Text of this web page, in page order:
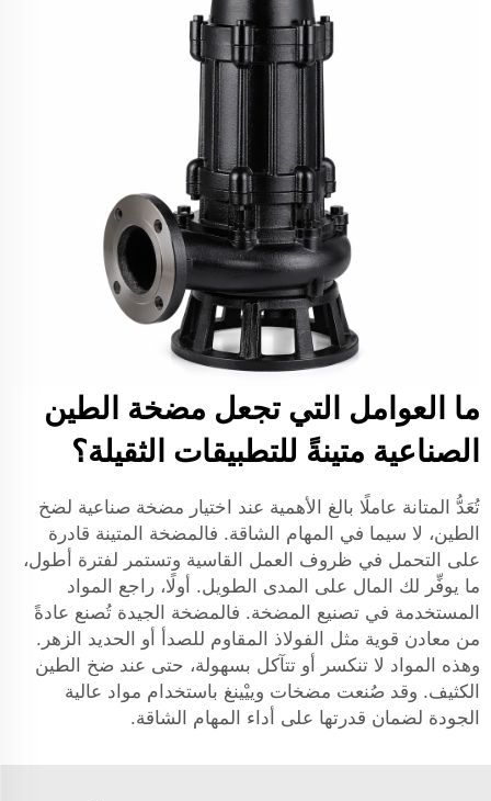
ما العوامل التي تجعل مضخة الطين
الصناعية متينةً للتطبيقات الثقيلة؟
تُعَدُّ المتانة عاملًا بالغ الأهمية عند اختيار مضخة صناعية لضخ
الطين، لا سيما في المهام الشاقة. فالمضخة المتينة قادرة
على التحمل في ظروف العمل القاسية وتستمر لفترة أطول،
ما يوفِّر لك المال على المدى الطويل. أولًا، راجع المواد
المستخدمة في تصنيع المضخة. فالمضخة الجيدة تُصنع عادةً
من معادن قوية مثل الفولاذ المقاوم للصدأ أو الحديد الزهر.
وهذه المواد لا تنكسر أو تتآكل بسهولة، حتى عند ضخ الطين
الكثيف. وقد صُنعت مضخات وييْينغ باستخدام مواد عالية
الجودة لضمان قدرتها على أداء المهام الشاقة.